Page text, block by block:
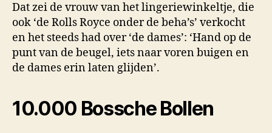
Dat zei de vrouw van het lingeriewinkeltje, die
ook ‘de Rolls Royce onder de beha’s’ verkocht
en het steeds had over ‘de dames’: ‘Hand op de
punt van de beugel, iets naar voren buigen en
de dames erin laten glijden’.
10.000 Bossche Bollen